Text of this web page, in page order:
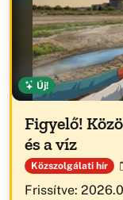
Új!
Figyelő!
és a víz
Közszolgálati hír
Frissítve: